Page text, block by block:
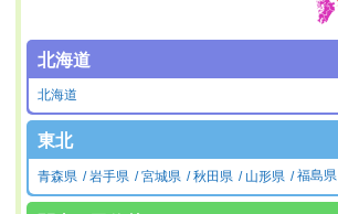
北海道
北海道
東北
青森県 岩手県 宮城県 秋田県 山形県 福島県